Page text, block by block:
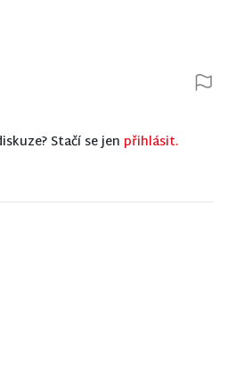
Stačí se jen přihlásit.